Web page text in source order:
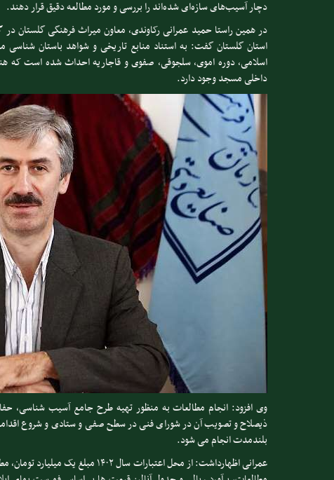
دچار آسیب‌های سازه‌ای شده‌اند را بررسی و مورد مطالعه دقیق قرار دهند.
در همین راستا حمید عمرانی رکاوندی، معاون میراث فرهنگی گلستان در
استان گلستان گفت: به استناد منابع تاریخی و شواهد باستان
اسلامی، دوره اموی، سلجوقی، صفوی و قاجاریه احداث شده است که
داخلی مسجد وجود دارد.
وی افزود: انجام مطالعات به منظور تهیه طرح جامع آسیب شناسی،
ذیصلاح و تصویب آن در شورای فنی در سطح صفی و ستادی و شروع
بلندمدت انجام می شود.
عمرانی اظهارداشت: از محل اعتبارات